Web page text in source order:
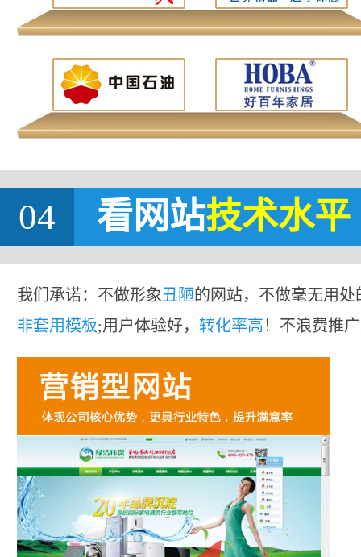
04 看网站技术水平
我们承诺：不做形象丑陋的网站，不做毫无用处
非套用模板;用户体验好， 转化率高！不浪费推